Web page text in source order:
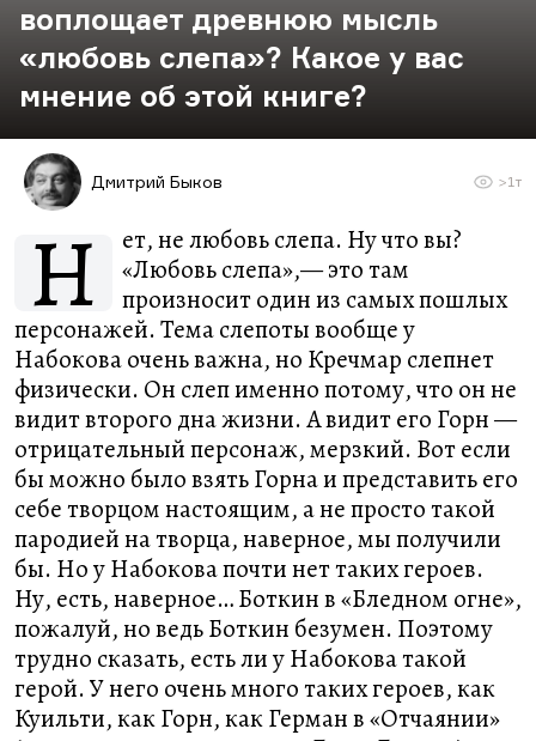
воплощает древнюю мысль
«любовь слепа»? Какое у вас
мнение об этой книге?
Дмитрий Быков >1т
Н
ет, не любовь слепа. Ну что вы?
«Любовь слепа»,— это там
произносит один из самых пошлых
персонажей. Тема слепоты вообще у
Набокова очень важна, но Кречмар слепнет
физически. Он слеп именно потому, что он не
видит второго дна жизни. А видит его Горн —
отрицательный персонаж, мерзкий. Вот если
бы можно было взять Горна и представить его
себе творцом настоящим, а не просто такой
пародией на творца, наверное, мы получили
бы. Но у Набокова почти нет таких героев.
Ну, есть, наверное… Боткин в «Бледном огне»,
пожалуй, но ведь Боткин безумен. Поэтому
трудно сказать, есть ли у Набокова такой
герой. У него очень много таких героев, как
Куильти, как Горн, как Герман в «Отчаянии»